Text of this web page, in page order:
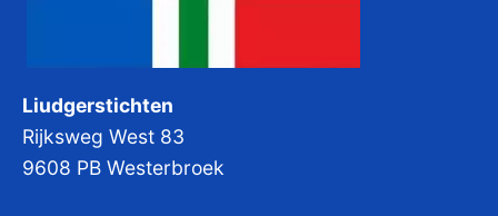
Liudgerstichten
Rijksweg West 83
9608 PB Westerbroek